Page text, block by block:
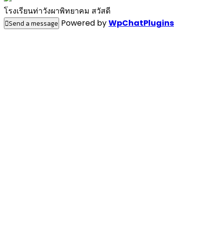
โรงเรียนท่าวังผาพิทยาคม สวัสดี
Send a message Powered byWpChatPlugins